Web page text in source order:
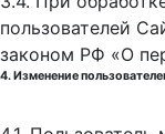
пользователей
законом РФ «О
4. Изменение